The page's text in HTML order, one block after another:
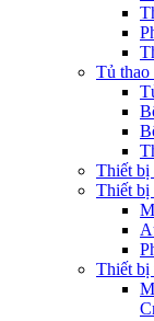
Tủ thao
Thiết bị
Thiết bị
Thiết bị